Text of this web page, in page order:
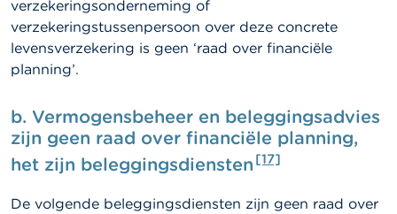
verzekeringsonderneming of
verzekeringstussenpersoon over deze concrete
levensverzekering is geen ‘raad over financiële
planning’.
b. Vermogensbeheer en beleggingsadvies
zijn geen raad over financiële planning,
het zijn beleggingsdiensten [17]
De volgende beleggingsdiensten zijn geen raad over